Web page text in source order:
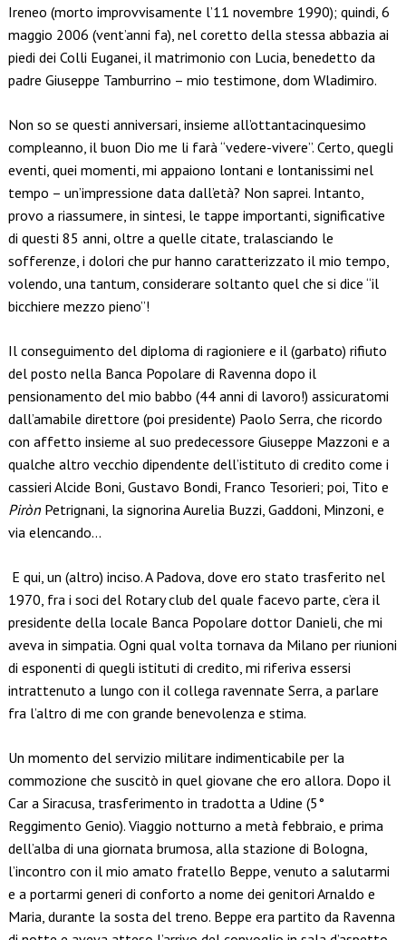
Ireneo (morto improvvisamente l’11 novembre 1990); quindi, 6
maggio 2006 (vent’anni fa), nel coretto della stessa abbazia ai
piedi dei Colli Euganei, il matrimonio con Lucia, benedetto da
padre Giuseppe Tamburrino – mio testimone, dom Wladimiro.
Non so se questi anniversari, insieme all’ottantacinquesimo
compleanno, il buon Dio me li farà “vedere-vivere”. Certo, quegli
eventi, quei momenti, mi appaiono lontani e lontanissimi nel
tempo – un’impressione data dall’età? Non saprei. Intanto,
provo a riassumere, in sintesi, le tappe importanti, significative
di questi 85 anni, oltre a quelle citate, tralasciando le
sofferenze, i dolori che pur hanno caratterizzato il mio tempo,
volendo, una tantum, considerare soltanto quel che si dice “il
bicchiere mezzo pieno”!
Il conseguimento del diploma di ragioniere e il (garbato) rifiuto
del posto nella Banca Popolare di Ravenna dopo il
pensionamento del mio babbo (44 anni di lavoro!) assicuratomi
dall’amabile direttore (poi presidente) Paolo Serra, che ricordo
con affetto insieme al suo predecessore Giuseppe Mazzoni e a
qualche altro vecchio dipendente dell’istituto di credito come i
cassieri Alcide Boni, Gustavo Bondi, Franco Tesorieri; poi, Tito e
PirònPetrignani, la signorina Aurelia Buzzi, Gaddoni, Minzoni, e
via elencando…
E qui, un (altro) inciso. A Padova, dove ero stato trasferito nel
1970, fra i soci del Rotary club del quale facevo parte, c’era il
presidente della locale Banca Popolare dottor Danieli, che mi
aveva in simpatia. Ogni qual volta tornava da Milano per riunioni
di esponenti di quegli istituti di credito, mi riferiva essersi
intrattenuto a lungo con il collega ravennate Serra, a parlare
fra l’altro di me con grande benevolenza e stima.
Un momento del servizio militare indimenticabile per la
commozione che suscitò in quel giovane che ero allora. Dopo il
Car a Siracusa, trasferimento in tradotta a Udine (5°
Reggimento Genio). Viaggio notturno a metà febbraio, e prima
dell’alba di una giornata brumosa, alla stazione di Bologna,
l’incontro con il mio amato fratello Beppe, venuto a salutarmi
e a portarmi generi di conforto a nome dei genitori Arnaldo e
Maria, durante la sosta del treno. Beppe era partito da Ravenna